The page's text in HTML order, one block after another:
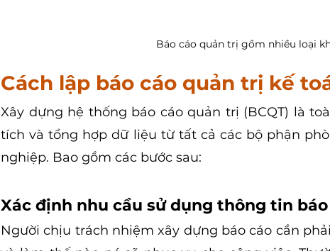
Báo cáo quản trị gồm nhiều loại
Cách lập báo cáo quản trị kế
Xây dựng hệ thống báo cáo quản trị (BCQT) là
tích và tổng hợp dữ liệu từ tất cả các bộ phận
nghiệp. Bao gồm các bước sau:
Xác định nhu cầu sử dụng thông tin
Người chịu trách nhiệm xây dựng báo cáo cần